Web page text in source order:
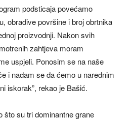
podsticaja povećamo
obradive površine i broj obrtnika
proizvodnji. Nakon svih
zahtjeva moram
uspjeli. Ponosim se na naše
i nadam se da ćemo u narednim
iskorak”, rekao je Bašić.
što su tri dominantne grane